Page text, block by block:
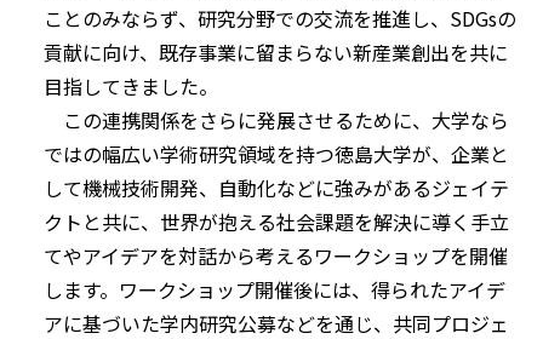
ことのみならず、研究分野での交流を推進し、SDGsの
貢献に向け、既存事業に留まらない新産業創出を共に
目指してきました。
この連携関係をさらに発展させるために、大学なら
ではの幅広い学術研究領域を持つ徳島大学が、企業と
して機械技術開発、自動化などに強みがあるジェイテ
クトと共に、世界が抱える社会課題を解決に導く手立
てやアイデアを対話から考えるワークショップを開催
します。ワークショップ開催後には、得られたアイデ
アに基づいた学内研究公募などを通じ、共同プロジェ